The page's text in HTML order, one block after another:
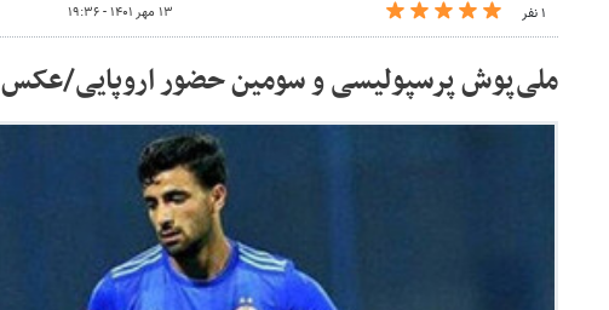
۱ نفر ۱۳ مهر ۱۴۰۱ - ۱۹:۳۶
ملی‌پوش پرسپولیسی و سومین حضور اروپایی/عکس